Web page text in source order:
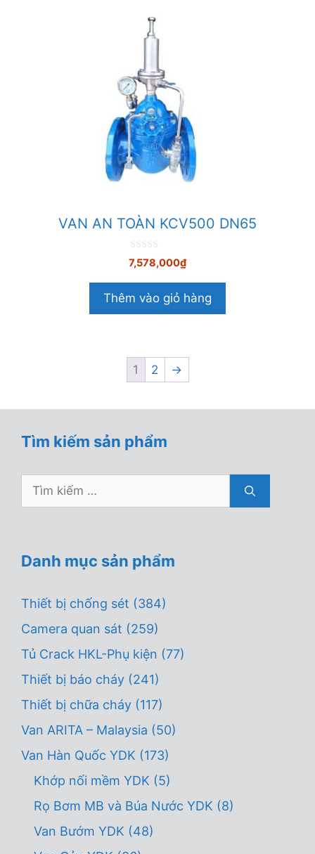
VAN AN TOÀN KCV500 DN65
0
n
à
5
7,578,000₫
Thêm vào giỏ hàng
1 2 →
Tìm kiếm sản phẩm
Tìm
Danh mục sản phẩm
Thiết bị chống sét (384)
Camera quan sát (259)
Tủ Crack HKL-Phụ kiện (77)
Thiết bị báo cháy (241)
Thiết bị chữa cháy (117)
Van ARITA – Malaysia (50)
Van Hàn Quốc YDK (173)
Khớp nối mềm YDK (5)
Rọ Bơm MB và Búa Nước YDK (8)
Van Bướm YDK (48)